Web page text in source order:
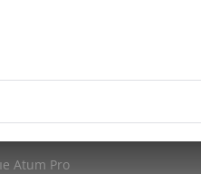
Atum Pro